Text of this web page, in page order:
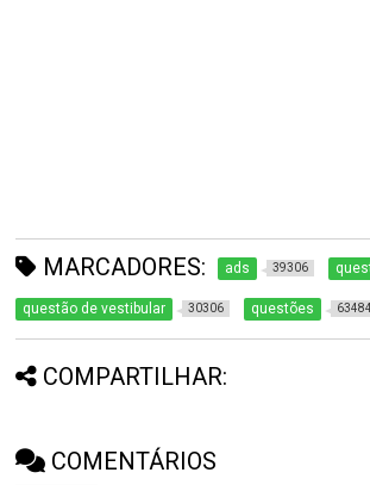
MARCADORES: ads 39306
questão de vestibular 30306 questões 63484
COMPARTILHAR:
COMENTÁRIOS